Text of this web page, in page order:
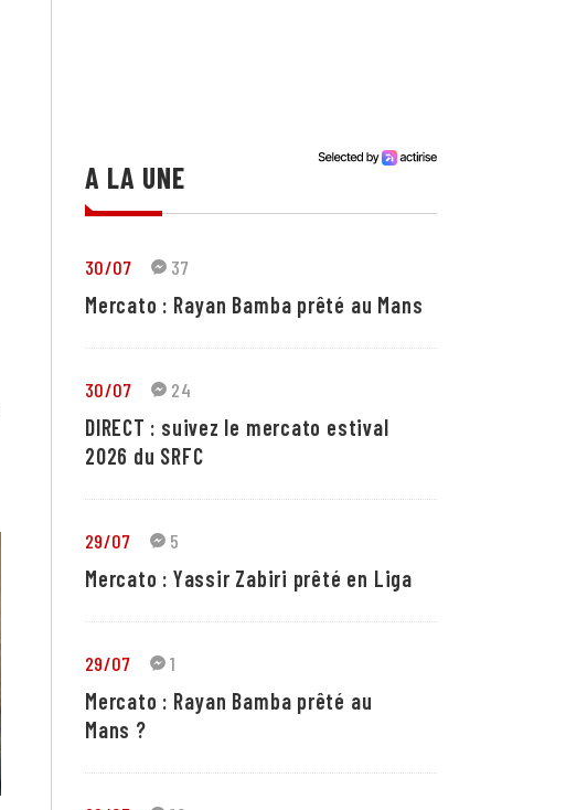
A LA UNE
30/07 37
Mercato : Rayan Bamba prêté au Mans
30/07 24
DIRECT : suivez le mercato estival
2026 du SRFC
29/07 5
Mercato : Yassir Zabiri prêté en Liga
29/07 1
Mercato : Rayan Bamba prêté au
Mans ?